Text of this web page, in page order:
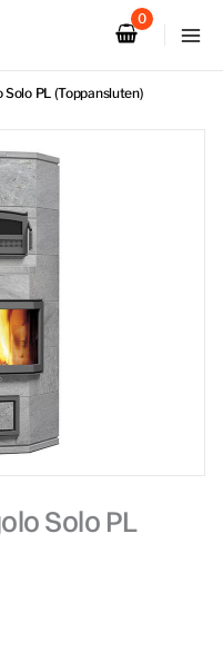
Solo PL (Toppansluten)
Solo PL